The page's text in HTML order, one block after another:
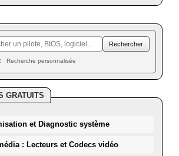
Recherche personnalisée
GRATUITS
et Diagnostic système
: Lecteurs et Codecs vidéo